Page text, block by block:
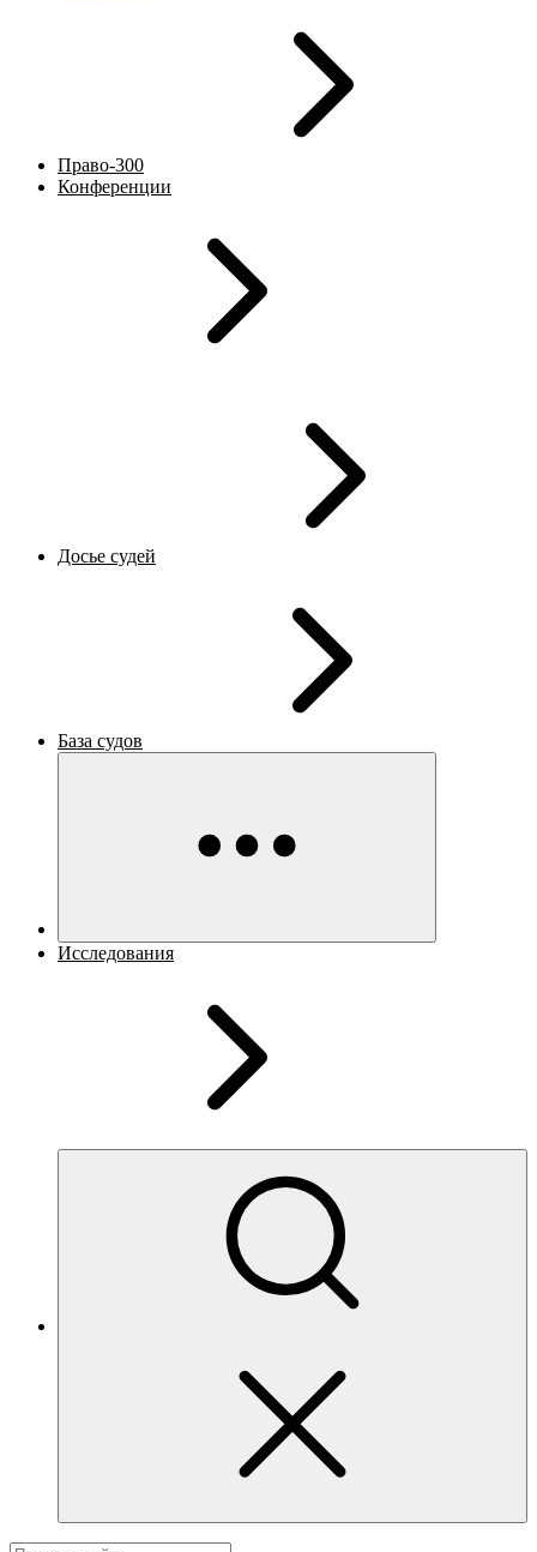
Право-300
Конференции
Досье судей
База судов
Исследования